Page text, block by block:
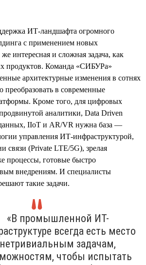
ИТ-ландшафта огромного
с применением новых
интересная и сложная задача, как
продуктов. Команда «СИБУРа»
архитектурные изменения в сотнях
преобразовать в современные
Кроме того, для цифровых
аналитики, Data Driven
IIoT и AR/VR нужна база —
управления ИТ-инфраструктурой,
связи (Private LTE/5G), зрелая
процессы, готовые быстро
внедрениям. И специалисты
такие задачи.
«В промышленной ИТ-
всегда есть место
нетривиальным задачам,
чтобы испытать